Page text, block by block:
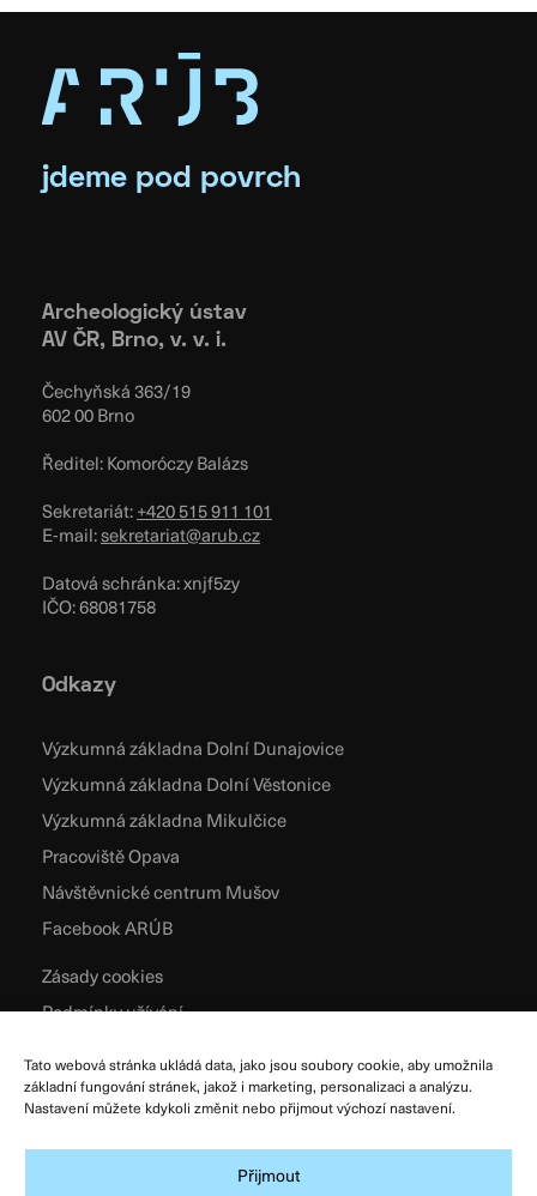
Tato webová stránka ukládá data, jako jsou soubory cookie, aby umožnila
základní fungování stránek, jakož i marketing, personalizaci a analýzu.
Nastavení můžete kdykoli změnit nebo přijmout výchozí nastavení.
Přijmout
jdeme pod povrch
Archeologický ústav
AV ČR, Brno, v. v. i.
Čechyňská 363/19
602 00 Brno
Ředitel: Komoróczy Balázs
Sekretariát:+420 515 911 101
E-mail:sekretariat@arub.cz
Datová schránka: xnjf5zy
IČO: 68081758
Odkazy
Výzkumná základna Dolní Dunajovice
Výzkumná základna Dolní Věstonice
Výzkumná základna Mikulčice
Pracoviště Opava
Návštěvnické centrum Mušov
Facebook ARÚB
Zásady cookies
Podmínky užívání
Zpracování osobních údajů